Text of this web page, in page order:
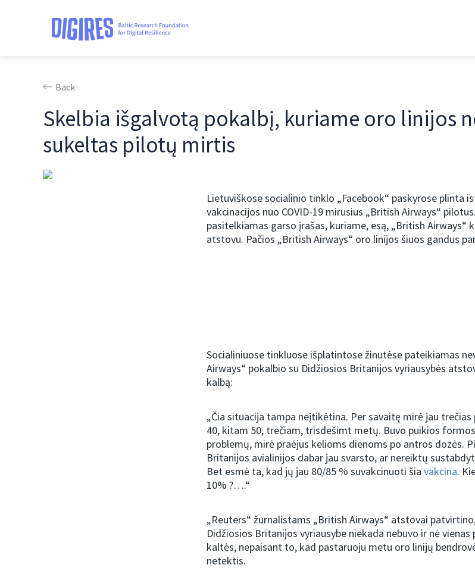
Back
Skelbia išgalvotą pokalbį, kuriame oro linijos
sukeltas pilotų mirtis
Lietuviškose socialinio tinklo „Facebook“ paskyrose plinta
vakcinacijos nuo COVID-19 mirusius „British Airways“
pasitelkiamas garso įrašas, kuriame, esą, „British Airways“
atstovu. Pačios „British Airways“ oro linijos šiuos gandus
Socialiniuose tinkluose išplatintose žinutėse pateikiamas
Airways“ pokalbio su Didžiosios Britanijos vyriausybės
kalbą:
„Čia situacija tampa neįtikėtina. Per savaitę mirė jau trečias
40, kitam 50, trečiam, trisdešimt metų. Buvo puikios
problemų, mirė praėjus kelioms dienoms po antros dozės.
Britanijos avialinijos dabar jau svarsto, ar nereiktų
Bet esmė ta, kad jų jau 80/85 % suvakcinuoti šia vakcina.
10% ?….“
„Reuters“ žurnalistams „British Airways“ atstovai
Didžiosios Britanijos vyriausybe niekada nebuvo ir nė
kaltės, nepaisant to, kad pastaruoju metu oro linijų
netektis.